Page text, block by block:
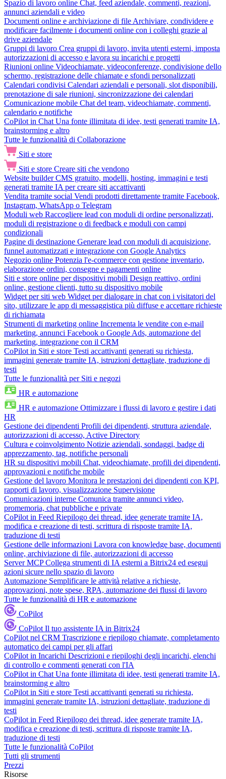
Spazio di lavoro online Chat, feed aziendale, commenti, reazioni,
annunci aziendali e video
Documenti online e archiviazione di file Archiviare, condividere e
modificare facilmente i documenti online con i colleghi grazie al
drive aziendale
Gruppi di lavoro Crea gruppi di lavoro, invita utenti esterni, imposta
autorizzazioni di accesso e lavora su incarichi e progetti
Riunioni online Videochiamate, videoconferenze, condivisione dello
schermo, registrazione delle chiamate e sfondi personalizzati
Calendari condivisi Calendari aziendali e personali, slot disponibili,
prenotazione di sale riunioni, sincronizzazione dei calendari
Comunicazione mobile Chat del team, videochiamate, commenti,
calendario e notifiche
CoPilot in Chat Una fonte illimitata di idee, testi generati tramite IA,
brainstorming e altro
Tutte le funzionalità di Collaborazione
Siti e store
Siti e store Creare siti che vendono
Website builder CMS gratuito, modelli, hosting, immagini e testi
generati tramite IA per creare siti accattivanti
Vendita tramite social Vendi prodotti direttamente tramite Facebook,
Instagram, WhatsApp o Telegram
Moduli web Raccogliere lead con moduli di ordine personalizzati,
moduli di registrazione o di feedback e moduli con campi
condizionali
Pagine di destinazione Generare lead con moduli di acquisizione,
funnel automatizzati e integrazione con Google Analytics
Negozio online Potenzia l'e-commerce con gestione inventario,
elaborazione ordini, consegne e pagamenti online
Siti e store online per dispositivi mobili Design reattivo, ordini
online, gestione clienti, tutto su dispositivo mobile
Widget per siti web Widget per dialogare in chat con i visitatori del
sito, utilizzare le app di messaggistica più diffuse e accettare richieste
di richiamata
Strumenti di marketing online Incrementa le vendite con e-mail
marketing, annunci Facebook o Google Ads, automazione del
marketing, integrazione con il CRM
CoPilot in Siti e store Testi accattivanti generati su richiesta,
immagini generate tramite IA, istruzioni dettagliate, traduzione di
testi
Tutte le funzionalità per Siti e negozi
HR e automazione
HR e automazione Ottimizzare i flussi di lavoro e gestire i dati
HR
Gestione dei dipendenti Profili dei dipendenti, struttura aziendale,
autorizzazioni di accesso, Active Directory
Cultura e coinvolgimento Notizie aziendali, sondaggi, badge di
apprezzamento, tag, notifiche personali
HR su dispositivi mobili Chat, videochiamate, profili dei dipendenti,
approvazioni e notifiche mobile
Gestione del lavoro Monitora le prestazioni dei dipendenti con KPI,
rapporti di lavoro, visualizzazione Supervisione
Comunicazioni interne Comunica tramite annunci video,
promemoria, chat pubbliche e private
CoPilot in Feed Riepilogo dei thread, idee generate tramite IA,
modifica e creazione di testi, scrittura di risposte tramite IA,
traduzione di testi
Gestione delle informazioni Lavora con knowledge base, documenti
online, archiviazione di file, autorizzazioni di accesso
Server MCP Collega strumenti di IA esterni a Bitrix24 ed esegui
azioni sicure nello spazio di lavoro
Automazione Semplificare le attività relative a richieste,
approvazioni, note spese, RPA, automazione dei flussi di lavoro
Tutte le funzionalità di HR e automazione
CoPilot
CoPilot Il tuo assistente IA in Bitrix24
CoPilot nel CRM Trascrizione e riepilogo chiamate, completamento
automatico dei campi per gli affari
CoPilot in Incarichi Descrizioni e riepiloghi degli incarichi, elenchi
di controllo e commenti generati con l'IA
CoPilot in Chat Una fonte illimitata di idee, testi generati tramite IA,
brainstorming e altro
CoPilot in Siti e store Testi accattivanti generati su richiesta,
immagini generate tramite IA, istruzioni dettagliate, traduzione di
testi
CoPilot in Feed Riepilogo dei thread, idee generate tramite IA,
modifica e creazione di testi, scrittura di risposte tramite IA,
traduzione di testi
Tutte le funzionalità CoPilot
Tutti gli strumenti
Prezzi
Risorse